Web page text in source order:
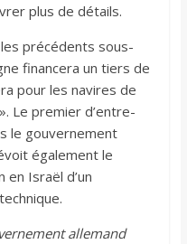
plus de détails.
précédents sous-
financera un tiers de
pour les navires de
Le premier d’entre-
le gouvernement
également le
Israël d’un
allemand